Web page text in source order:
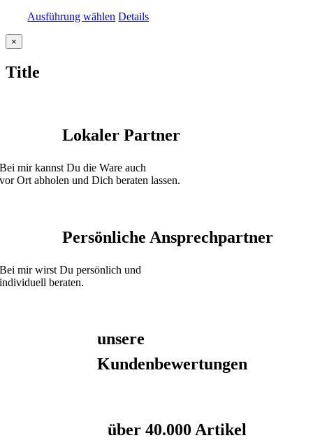
Ausführung wählen Details
Close
product
view
×
Title
Lokaler Partner
Bei mir kannst Du die Ware auch
vor Ort abholen und Dich beraten lassen.
Persönliche Ansprechpartner
Bei mir wirst Du persönlich und
individuell beraten.
unsere
Kundenbewertungen
über 40.000 Artikel